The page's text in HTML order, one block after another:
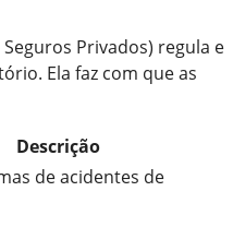
Privados) regula e
Ela faz com que as
Descrição
de acidentes de